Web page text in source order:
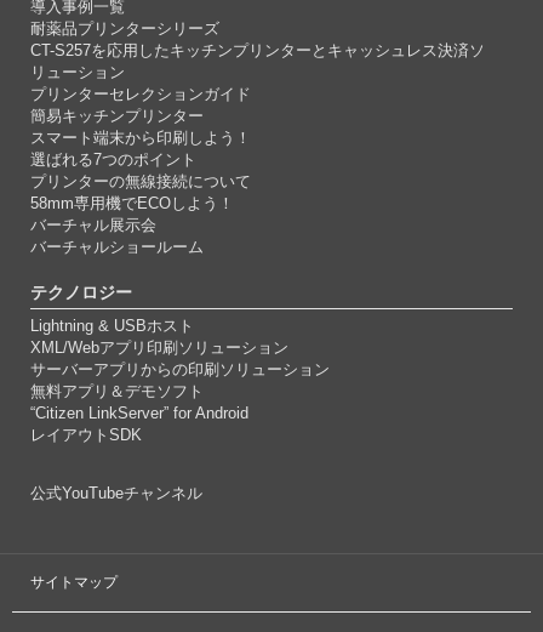
導入事例一覧
耐薬品プリンターシリーズ
CT-S257を応用したキッチンプリンターとキャッシュレス決済ソ
リューション
プリンターセレクションガイド
簡易キッチンプリンター
スマート端末から印刷しよう！
選ばれる7つのポイント
プリンターの無線接続について
58mm専用機でECOしよう！
バーチャル展示会
バーチャルショールーム
テクノロジー
Lightning & USBホスト
XML/Webアプリ印刷ソリューション
サーバーアプリからの印刷ソリューション
無料アプリ＆デモソフト
“Citizen LinkServer” for Android
レイアウトSDK
公式YouTubeチャンネル
サイトマップ